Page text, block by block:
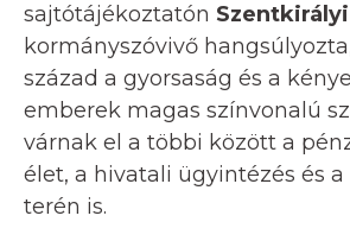
sajtótájékoztatón
kormányszóvivő
század a gyorsaság és a
emberek magas színvonalú
várnak el a többi között a
élet, a hivatali ügyintézés és
terén is.